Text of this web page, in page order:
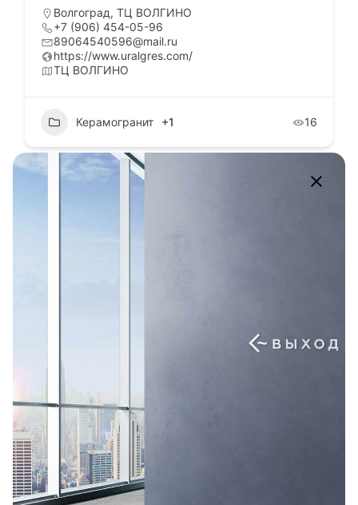
Волгоград, ТЦ ВОЛГИНО
+7 (906) 454-05-96
89064540596@mail.ru
https://www.uralgres.com/
ТЦ ВОЛГИНО
Керамогранит +1 16
ВК./ОК.